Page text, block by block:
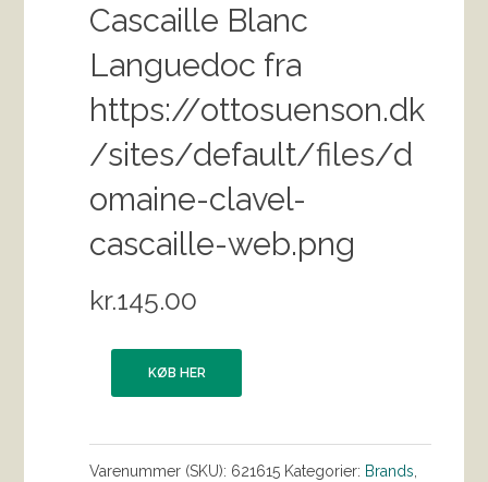
Cascaille Blanc
Languedoc fra
https://ottosuenson.dk
/sites/default/files/d
omaine-clavel-
cascaille-web.png
kr.145.00
KØB HER
Varenummer (SKU): 621615 Kategorier: Brands